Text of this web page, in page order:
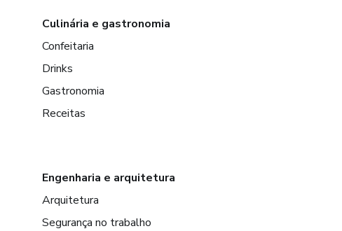
Culinária e gastronomia
Confeitaria
Drinks
Gastronomia
Receitas
Engenharia e arquitetura
Arquitetura
Segurança no trabalho